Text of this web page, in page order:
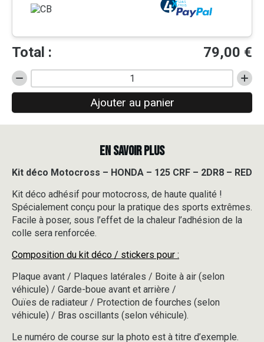
Total : 79,00 €
quantité
de
déco
Motocross
125
-
2DR8
-
RED
Ajouter au panier
EN SAVOIR PLUS
Kit déco Motocross – HONDA – 125 CRF – 2DR8 – RED
Kit déco adhésif pour motocross, de haute qualité !
Spécialement conçu pour la pratique des sports extrêmes.
Facile à poser, sous l’effet de la chaleur l’adhésion de la
colle sera renforcée.
Composition du kit déco / stickers pour :
Plaque avant / Plaques latérales / Boite à air (selon
véhicule) / Garde-boue avant et arrière /
Ouïes de radiateur / Protection de fourches (selon
véhicule) / Bras oscillants (selon véhicule).
Le numéro de course sur la photo est à titre d’exemple.